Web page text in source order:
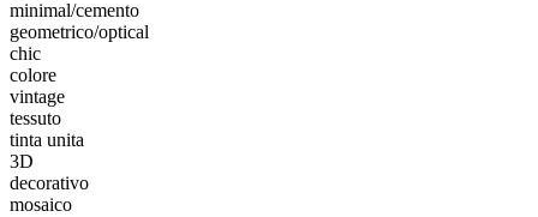
minimal/cemento
geometrico/optical
chic
colore
vintage
tessuto
tinta unita
3D
decorativo
mosaico